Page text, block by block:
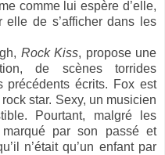
comme lui espère d’elle,
elle de s’afficher dans les
Rock Kiss, propose une
de scènes torrides
précédents écrits. Fox est
star. Sexy, un musicien
Pourtant, malgré les
marqué par son passé et
n’était qu’un enfant par